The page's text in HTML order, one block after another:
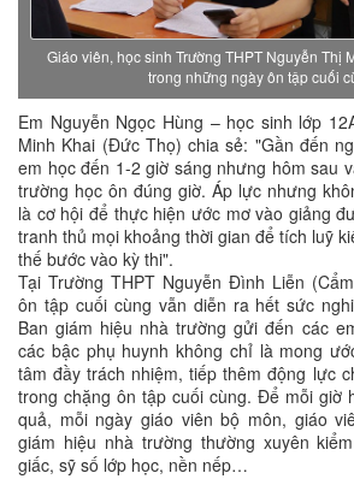
Giáo viên, học sinh Trường THPT Nguyễn Thị
trong những ngày ôn tập cuối
Em Nguyễn Ngọc Hùng – học sinh lớp
Minh Khai (Đức Thọ) chia sẻ: "Gần đến
em học đến 1-2 giờ sáng nhưng hôm sau
trường học ôn đúng giờ. Áp lực nhưng
là cơ hội để thực hiện ước mơ vào giảng
tranh thủ mọi khoảng thời gian để tích luỹ
thế bước vào kỳ thi".
Tại Trường THPT Nguyễn Đình Liễn
ôn tập cuối cùng vẫn diễn ra hết sức
Ban giám hiệu nhà trường gửi đến các
các bậc phụ huynh không chỉ là mong
tâm đầy trách nhiệm, tiếp thêm động lực
trong chặng ôn tập cuối cùng. Để mỗi giờ
quả, mỗi ngày giáo viên bộ môn, giáo
giám hiệu nhà trường thường xuyên
giấc, sỹ số lớp học, nền nếp…